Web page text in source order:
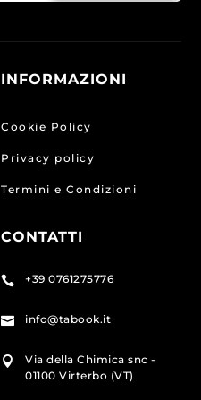
INFORMAZIONI
Cookie Policy
Privacy policy
Termini e Condizioni
CONTATTI
 +39 0761275776
 info@tabook.it

Via della Chimica snc -
01100 Virterbo (VT)